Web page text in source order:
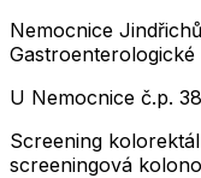
Nemocnice
Gastroenterologické
U Nemocnice č.p.
Screening
screeningová